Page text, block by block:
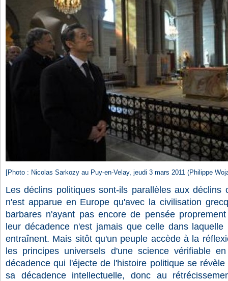
[Photo : Nicolas Sarkozy au Puy-en-Velay, jeudi 3 mars 2011 (Philippe
Les déclins politiques sont-ils parallèles aux déclins
n'est apparue en Europe qu'avec la civilisation
barbares n'ayant pas encore de pensée
leur décadence n'est jamais que celle dans
entraînent. Mais sitôt qu'un peuple accède à la
les principes universels d'une science vérifiable
décadence qui l'éjecte de l'histoire politique se
sa décadence intellectuelle, donc au